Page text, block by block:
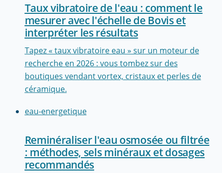
Taux vibratoire de l'eau : comment le
mesurer avec l'échelle de Bovis et
interpréter les résultats
Tapez « taux vibratoire eau » sur un moteur de
recherche en 2026 : vous tombez sur des
boutiques vendant vortex, cristaux et perles de
céramique.
eau-energetique
Reminéraliser l'eau osmosée ou filtrée
: méthodes, sels minéraux et dosages
recommandés